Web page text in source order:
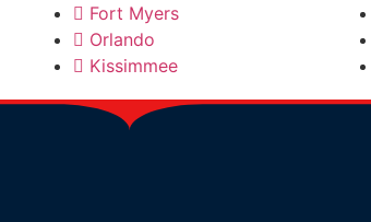
Fort Myers
Orlando
Kissimmee